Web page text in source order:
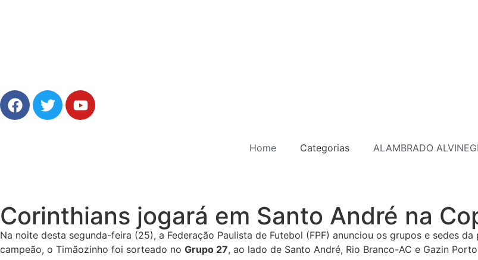
Home Categorias ALAMBRADO
Corinthians jogará em Santo André na
Na noite desta segunda-feira (25), a Federação Paulista de Futebol (FPF) anunciou os grupos e sedes
campeão, o Timãozinho foi sorteado no Grupo 27, ao lado de Santo André, Rio Branco-AC e Gazin Porto